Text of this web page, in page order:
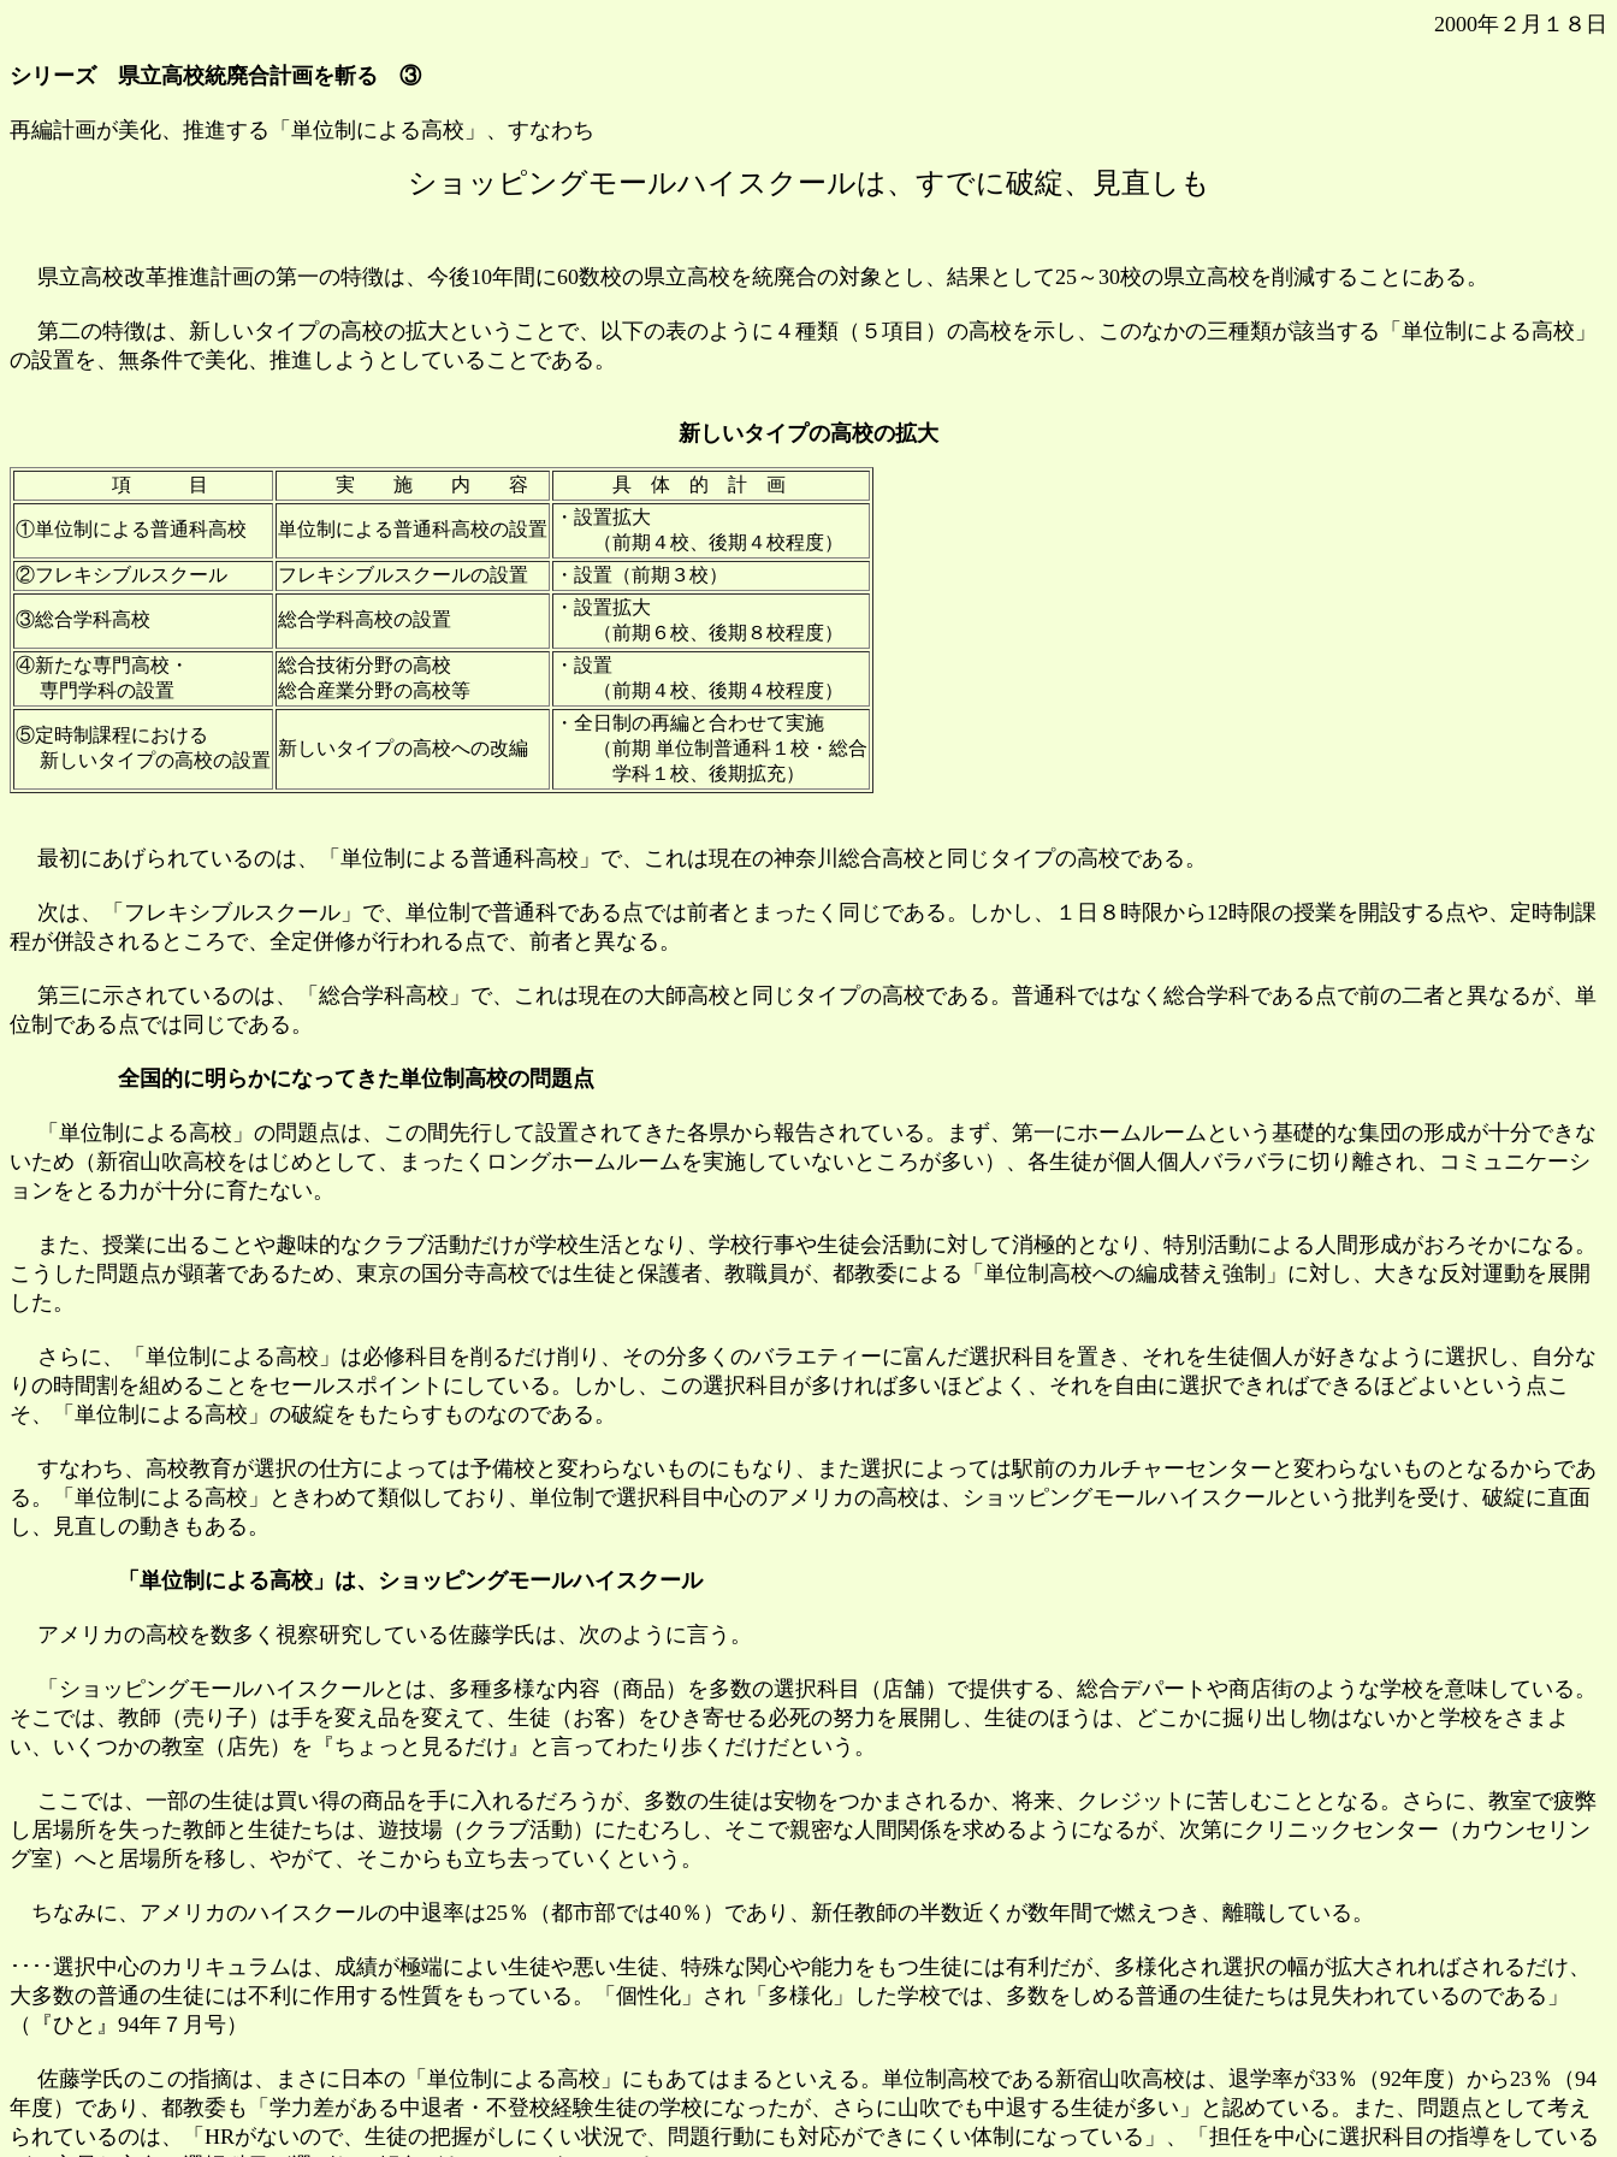
2000年２月１８日
シリーズ 県立高校統廃合計画を斬る ③
再編計画が美化、推進する「単位制による高校」、すなわち
ショッピングモールハイスクールは、すでに破綻、見直しも
県立高校改革推進計画の第一の特徴は、今後10年間に60数校の県立高校を統廃合の対象とし、結果として25～30校の県立高校を削減することにある。
第二の特徴は、新しいタイプの高校の拡大ということで、以下の表のように４種類（５項目）の高校を示し、このなかの三種類が該当する「単位制による高校」
の設置を、無条件で美化、推進しようとしていることである。
新しいタイプの高校の拡大
項 目 実 施 内 容 具 体 的 計 画
①単位制による普通科高校 単位制による普通科高校の設置
・設置拡大
（前期４校、後期４校程度）
②フレキシブルスクール
フレキシブルスクールの設置 ・設置（前期３校）
③総合学科高校 総合学科高校の設置
・設置拡大
（前期６校、後期８校程度）
④新たな専門高校・
専門学科の設置
総合技術分野の高校
総合産業分野の高校等
・設置
（前期４校、後期４校程度）
⑤定時制課程における
新しいタイプの高校の設置
新しいタイプの高校への改編
・全日制の再編と合わせて実施
（前期 単位制普通科１校・総合
学科１校、後期拡充）
最初にあげられているのは、「単位制による普通科高校」で、これは現在の神奈川総合高校と同じタイプの高校である。
次は、「フレキシブルスクール」で、単位制で普通科である点では前者とまったく同じである。しかし、１日８時限から12時限の授業を開設する点や、定時制課
程が併設されるところで、全定併修が行われる点で、前者と異なる。
第三に示されているのは、「総合学科高校」で、これは現在の大師高校と同じタイプの高校である。普通科ではなく総合学科である点で前の二者と異なるが、単
位制である点では同じである。
全国的に明らかになってきた単位制高校の問題点
「単位制による高校」の問題点は、この間先行して設置されてきた各県から報告されている。まず、第一にホームルームという基礎的な集団の形成が十分できな
いため（新宿山吹高校をはじめとして、まったくロングホームルームを実施していないところが多い）、各生徒が個人個人バラバラに切り離され、コミュニケーシ
ョンをとる力が十分に育たない。
また、授業に出ることや趣味的なクラブ活動だけが学校生活となり、学校行事や生徒会活動に対して消極的となり、特別活動による人間形成がおろそかになる。
こうした問題点が顕著であるため、東京の国分寺高校では生徒と保護者、教職員が、都教委による「単位制高校への編成替え強制」に対し、大きな反対運動を展開
した。
さらに、「単位制による高校」は必修科目を削るだけ削り、その分多くのバラエティーに富んだ選択科目を置き、それを生徒個人が好きなように選択し、自分な
りの時間割を組めることをセールスポイントにしている。しかし、この選択科目が多ければ多いほどよく、それを自由に選択できればできるほどよいという点こ
そ、「単位制による高校」の破綻をもたらすものなのである。
すなわち、高校教育が選択の仕方によっては予備校と変わらないものにもなり、また選択によっては駅前のカルチャーセンターと変わらないものとなるからであ
る。「単位制による高校」ときわめて類似しており、単位制で選択科目中心のアメリカの高校は、ショッピングモールハイスクールという批判を受け、破綻に直面
し、見直しの動きもある。
「単位制による高校」は、ショッピングモールハイスクール
アメリカの高校を数多く視察研究している佐藤学氏は、次のように言う。
「ショッピングモールハイスクールとは、多種多様な内容（商品）を多数の選択科目（店舗）で提供する、総合デパートや商店街のような学校を意味している。
そこでは、教師（売り子）は手を変え品を変えて、生徒（お客）をひき寄せる必死の努力を展開し、生徒のほうは、どこかに掘り出し物はないかと学校をさまよ
い、いくつかの教室（店先）を『ちょっと見るだけ』と言ってわたり歩くだけだという。
ここでは、一部の生徒は買い得の商品を手に入れるだろうが、多数の生徒は安物をつかまされるか、将来、クレジットに苦しむこととなる。さらに、教室で疲弊
し居場所を失った教師と生徒たちは、遊技場（クラブ活動）にたむろし、そこで親密な人間関係を求めるようになるが、次第にクリニックセンター（カウンセリン
グ室）へと居場所を移し、やがて、そこからも立ち去っていくという。
ちなみに、アメリカのハイスクールの中退率は25％（都市部では40％）であり、新任教師の半数近くが数年間で燃えつき、離職している。
････選択中心のカリキュラムは、成績が極端によい生徒や悪い生徒、特殊な関心や能力をもつ生徒には有利だが、多様化され選択の幅が拡大されればされるだけ、
大多数の普通の生徒には不利に作用する性質をもっている。「個性化」され「多様化」した学校では、多数をしめる普通の生徒たちは見失われているのである」
（『ひと』94年７月号）
佐藤学氏のこの指摘は、まさに日本の「単位制による高校」にもあてはまるといえる。単位制高校である新宿山吹高校は、退学率が33％（92年度）から23％（94
年度）であり、都教委も「学力差がある中退者・不登校経験生徒の学校になったが、さらに山吹でも中退する生徒が多い」と認めている。また、問題点として考え
られているのは、「HRがないので、生徒の把握がしにくい状況で、問題行動にも対応ができにくい体制になっている」、「担任を中心に選択科目の指導をしている